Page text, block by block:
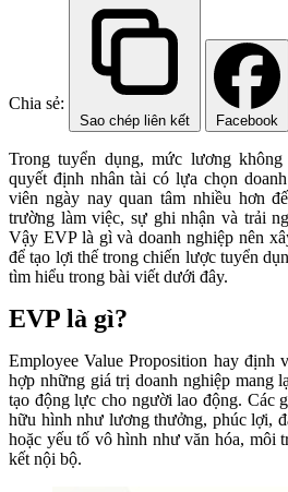
Chia sẻ:
Sao chép liên kết Facebook
Trong tuyển dụng, mức lương
quyết định nhân tài có lựa chọn
viên ngày nay quan tâm nhiều hơn
trường làm việc, sự ghi nhận và trải
Vậy EVP là gì và doanh nghiệp nên
để tạo lợi thế trong chiến lược tuyển
tìm hiểu trong bài viết dưới đây.
EVP là gì?
Employee Value Proposition hay định
hợp những giá trị doanh nghiệp mang
tạo động lực cho người lao động. Các
hữu hình như lương thưởng, phúc lợi,
hoặc yếu tố vô hình như văn hóa, môi
kết nội bộ.